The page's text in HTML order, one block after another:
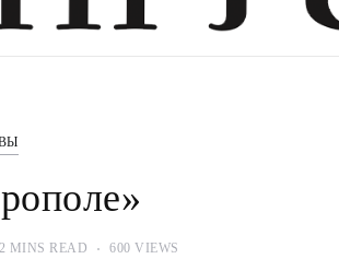
2 MINS READ 600 VIEWS